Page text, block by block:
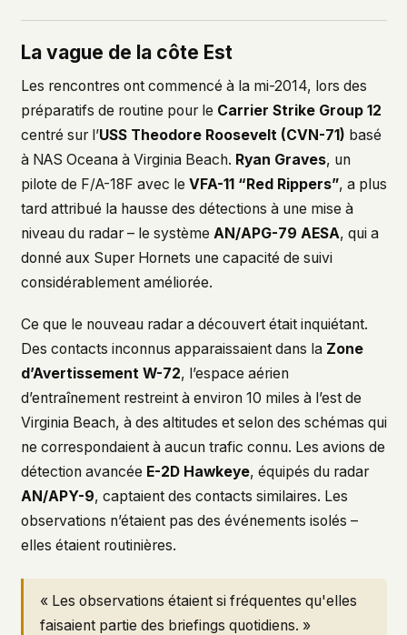
La vague de la côte Est
Les rencontres ont commencé à la mi-2014, lors des
préparatifs de routine pour le Carrier Strike Group 12
centré sur l’USS Theodore Roosevelt (CVN-71) basé
à NAS Oceana à Virginia Beach. Ryan Graves, un
pilote de F/A-18F avec le VFA-11 “Red Rippers”, a plus
tard attribué la hausse des détections à une mise à
niveau du radar – le système AN/APG-79 AESA, qui a
donné aux Super Hornets une capacité de suivi
considérablement améliorée.
Ce que le nouveau radar a découvert était inquiétant.
Des contacts inconnus apparaissaient dans la Zone
d’Avertissement W-72, l’espace aérien
d’entraînement restreint à environ 10 miles à l’est de
Virginia Beach, à des altitudes et selon des schémas qui
ne correspondaient à aucun trafic connu. Les avions de
détection avancée E-2D Hawkeye, équipés du radar
AN/APY-9, captaient des contacts similaires. Les
observations n’étaient pas des événements isolés –
elles étaient routinières.
« Les observations étaient si fréquentes qu'elles
faisaient partie des briefings quotidiens. »